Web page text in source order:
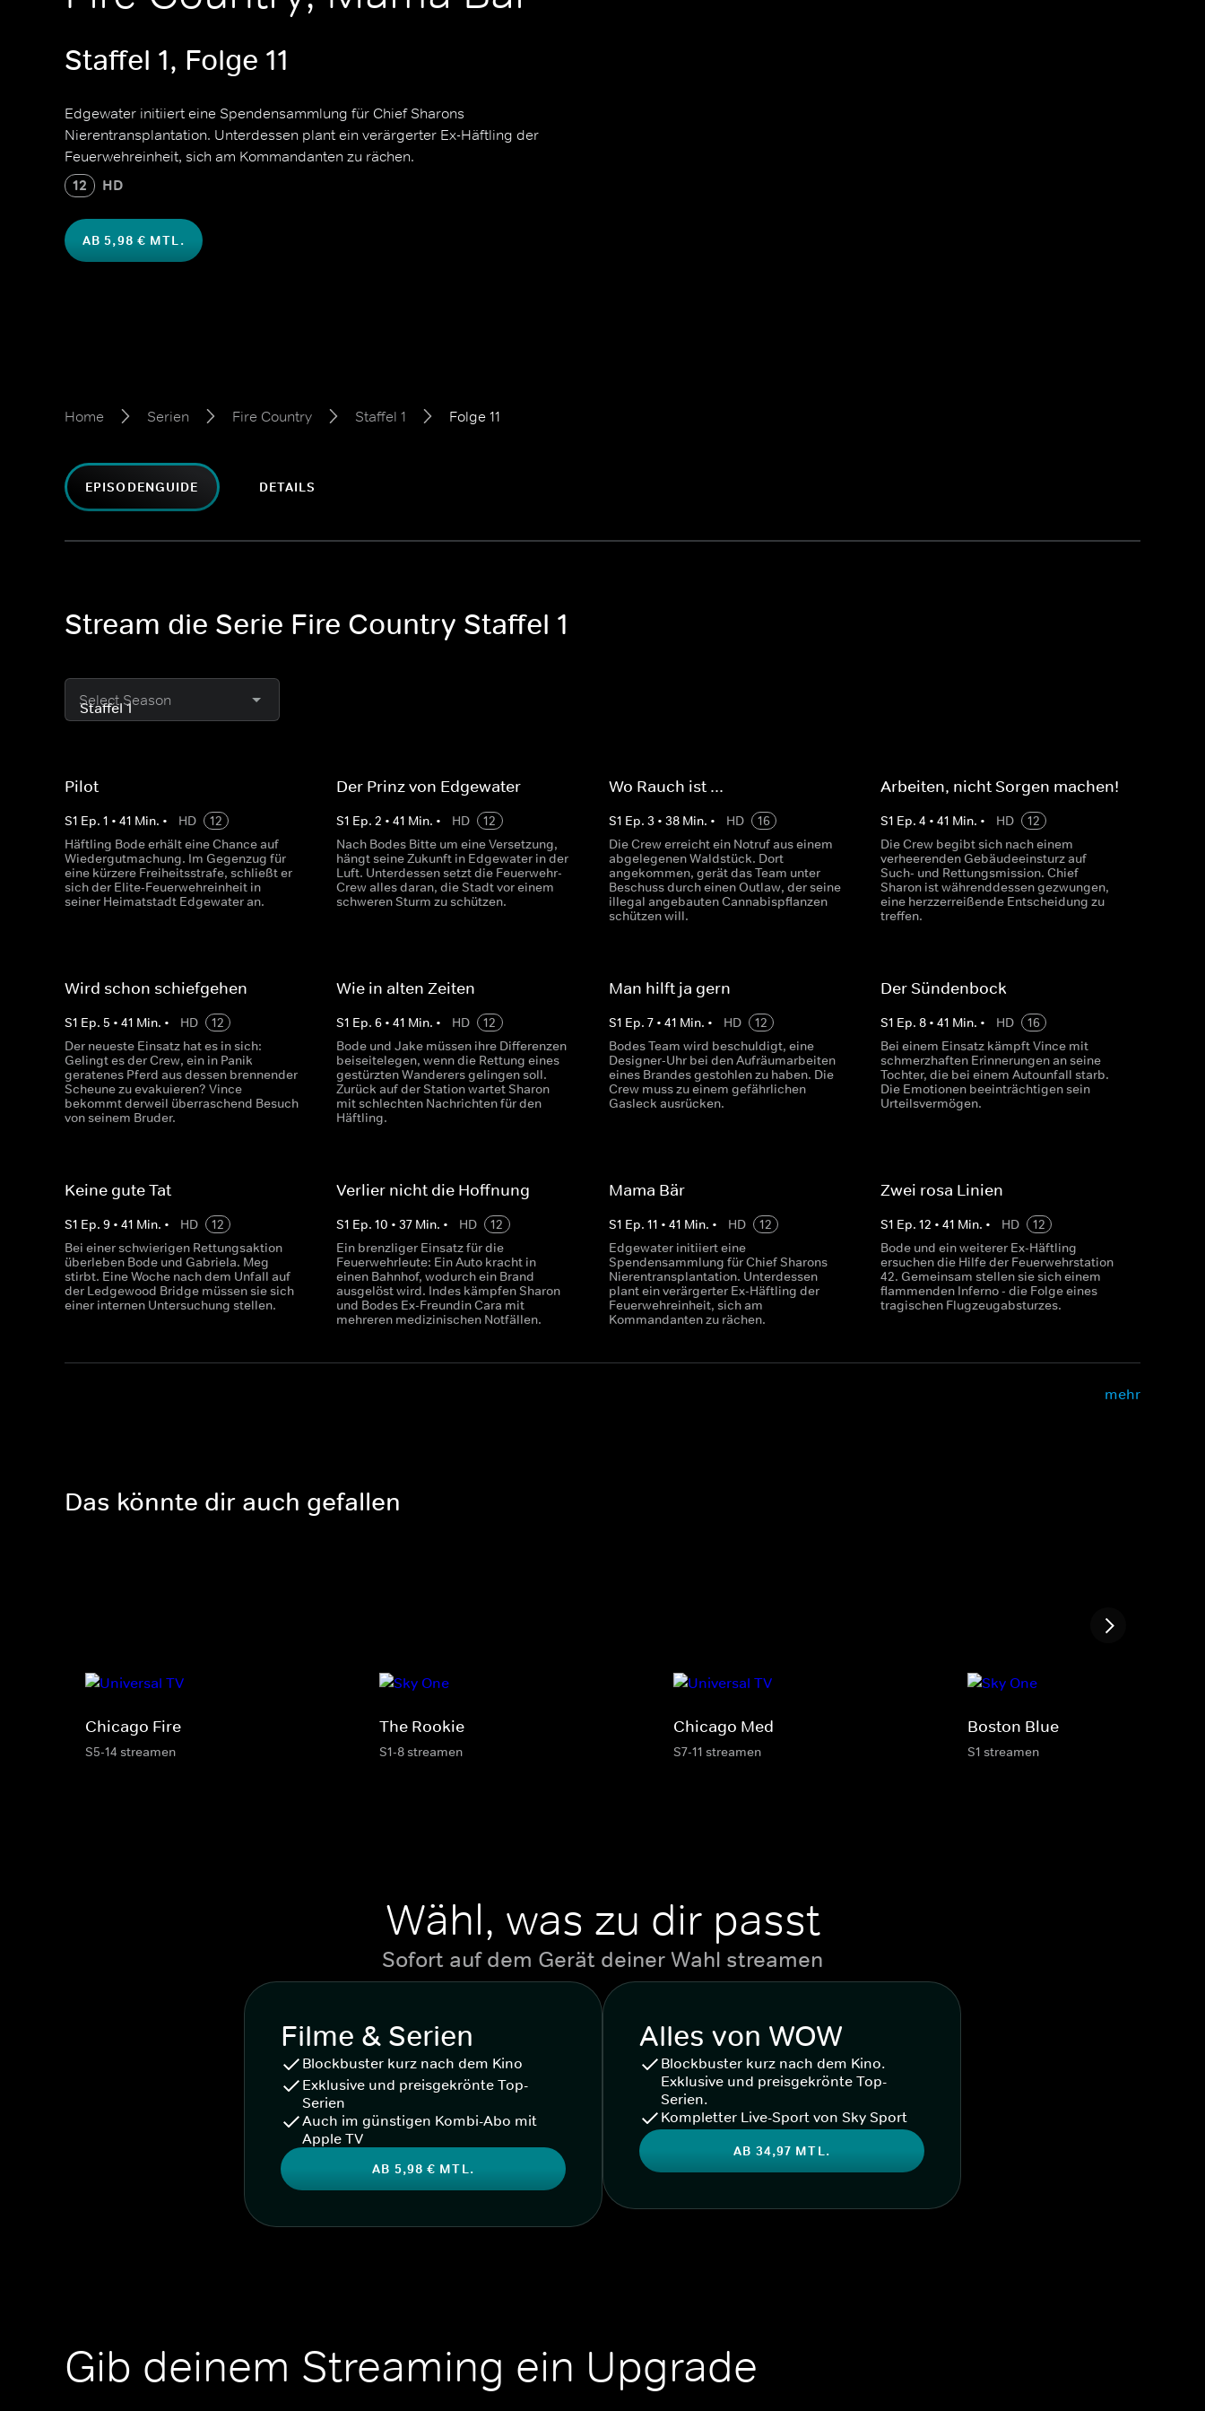
Staffel 1, Folge 11
Edgewater initiiert eine Spendensammlung für Chief Sharons
Nierentransplantation. Unterdessen plant ein verärgerter Ex-Häftling der
Feuerwehreinheit, sich am Kommandanten zu rächen.
12 HD
AB 5,98 € MTL.
Home Serien Fire Country Staffel 1 Folge 11
EPISODENGUIDE DETAILS
Stream die Serie Fire Country Staffel 1
Select Season
Pilot
S1 Ep. 1 • 41 Min. • HD
12
Häftling Bode erhält eine Chance auf
Wiedergutmachung. Im Gegenzug für
eine kürzere Freiheitsstrafe, schließt er
sich der Elite-Feuerwehreinheit in
seiner Heimatstadt Edgewater an.
Der Prinz von Edgewater
S1 Ep.2 •41 Min. • HD
12
Nach Bodes Bitte um eine Versetzung,
hängt seine Zukunft in Edgewater in der
Luft. Unterdessen setzt die Feuerwehr-
Crew alles daran, die Stadt vor einem
schweren Sturm zu schützen.
Wo Rauch ist ...
S1 Ep. 3 • 38Min. • HD
16
Die Crew erreicht ein Notruf aus einem
abgelegenen Waldstück. Dort
angekommen, gerät das Team unter
Beschuss durch einen Outlaw, der seine
illegal angebauten Cannabispflanzen
schützen will.
Arbeiten, nicht Sorgen machen!
S1 Ep. 4 • 41 Min. • HD
12
Die Crew begibt sich nach einem
verheerenden Gebäudeeinsturz auf
Such- und Rettungsmission. Chief
Sharon ist währenddessen gezwungen,
eine herzzerreißende Entscheidung zu
treffen.
Wird schon schiefgehen
S1 Ep. 5 • 41 Min. • HD
12
Der neueste Einsatz hat es in sich:
Gelingt es der Crew, ein in Panik
geratenes Pferd aus dessen brennender
Scheune zu evakuieren? Vince
bekommt derweil überraschend Besuch
von seinem Bruder.
Wie in alten Zeiten
S1 Ep.6 •41 Min. • HD
12
Bode und Jake müssen ihre Differenzen
beiseitelegen, wenn die Rettung eines
gestürzten Wanderers gelingen soll.
Zurück auf der Station wartet Sharon
mit schlechten Nachrichten für den
Häftling.
Man hilft ja gern
S1 Ep. 7• 41 Min. • HD
12
Bodes Team wird beschuldigt, eine
Designer-Uhr bei den Aufräumarbeiten
eines Brandes gestohlen zu haben. Die
Crew muss zu einem gefährlichen
Gasleck ausrücken.
Der Sündenbock
S1 Ep. 8• 41 Min. • HD
16
Bei einem Einsatz kämpft Vince mit
schmerzhaften Erinnerungen an seine
Tochter, die bei einem Autounfall starb.
Die Emotionen beeinträchtigen sein
Urteilsvermögen.
Keine gute Tat
S1 Ep. 9 • 41 Min. • HD
12
Bei einer schwierigen Rettungsaktion
überleben Bode und Gabriela. Meg
stirbt. Eine Woche nach dem Unfall auf
der Ledgewood Bridge müssen sie sich
einer internen Untersuchung stellen.
Verlier nicht die Hoffnung
S1 Ep.10 •37 Min. • HD
12
Ein brenzliger Einsatz für die
Feuerwehrleute: Ein Auto kracht in
einen Bahnhof, wodurch ein Brand
ausgelöst wird. Indes kämpfen Sharon
und Bodes Ex-Freundin Cara mit
mehreren medizinischen Notfällen.
Mama Bär
S1 Ep. 11 • 41 Min. • HD
12
Edgewater initiiert eine
Spendensammlung für Chief Sharons
Nierentransplantation. Unterdessen
plant ein verärgerter Ex-Häftling der
Feuerwehreinheit, sich am
Kommandanten zu rächen.
Zwei rosa Linien
S1 Ep. 12 • 41 Min. • HD
12
Bode und ein weiterer Ex-Häftling
ersuchen die Hilfe der Feuerwehrstation
42. Gemeinsam stellen sie sich einem
flammenden Inferno - die Folge eines
tragischen Flugzeugabsturzes.
mehr
Das könnte dir auch gefallen
Chicago Fire
S5-14 streamen
The Rookie
S1-8 streamen
Chicago Med
S7-11 streamen
Boston Blue
S1 streamen
Wähl, was zu dir passt
Sofort auf dem Gerät deiner Wahl streamen
Filme & Serien
Blockbuster kurz nach dem Kino
Exklusive und preisgekrönte Top-
Serien
Auch im günstigen Kombi-Abo mit
Apple TV
AB 5,98 € MTL.
Alles von WOW
Blockbuster kurz nach dem Kino.
Exklusive und preisgekrönte Top-
Serien.
Kompletter Live-Sport von Sky Sport
AB 34,97 MTL.
Gib deinem Streaming ein Upgrade